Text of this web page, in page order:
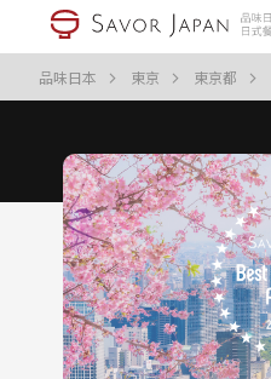
品味日本 東京 東京都